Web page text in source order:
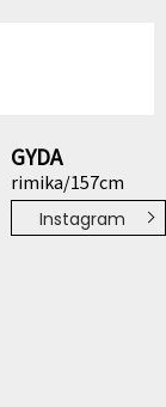
GYDA
rimika/157cm
Instagram